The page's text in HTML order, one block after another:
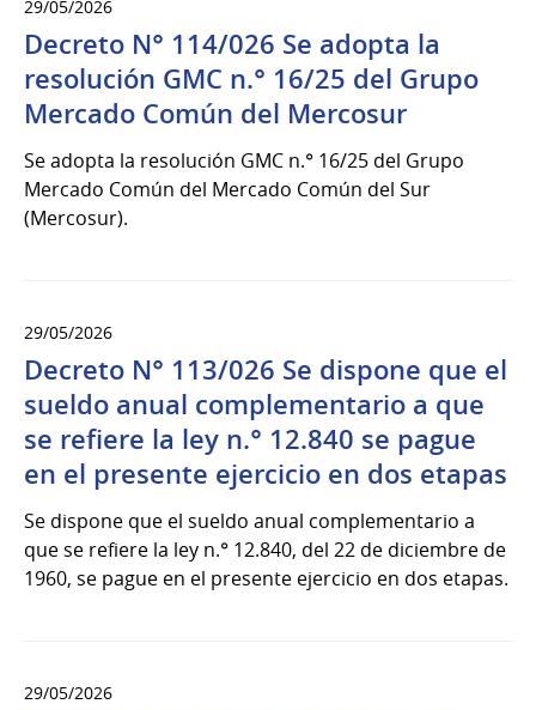
29/05/2026
Decreto N° 114/026 Se adopta la
resolución GMC n.° 16/25 del Grupo
Mercado Común del Mercosur
Se adopta la resolución GMC n.° 16/25 del Grupo
Mercado Común del Mercado Común del Sur
(Mercosur).
29/05/2026
Decreto N° 113/026 Se dispone que el
sueldo anual complementario a que
se refiere la ley n.° 12.840 se pague
en el presente ejercicio en dos etapas
Se dispone que el sueldo anual complementario a
que se refiere la ley n.° 12.840, del 22 de diciembre de
1960, se pague en el presente ejercicio en dos etapas.
29/05/2026